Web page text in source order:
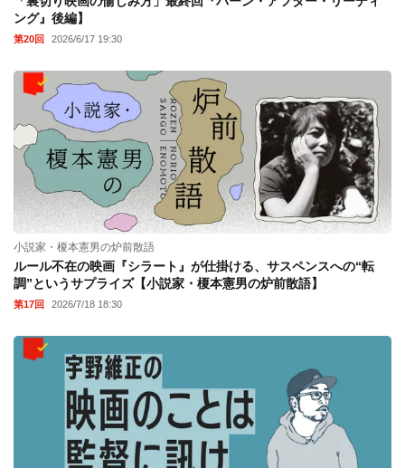
ング』後編】
第20回 2026/6/17 19:30
小説家・榎本憲男の炉前散語
ルール不在の映画『シラート』が仕掛ける、サスペンスへの“転
調”というサプライズ【小説家・榎本憲男の炉前散語】
第17回 2026/7/18 18:30